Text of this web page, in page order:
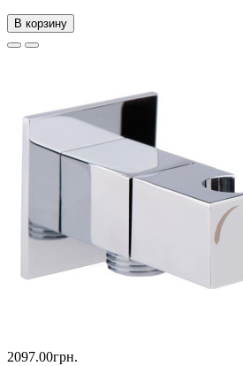
В корзину
2097.00грн.